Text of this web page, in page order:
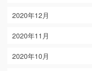
2020年12月
2020年11月
2020年10月